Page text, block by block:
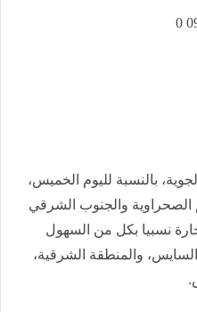
0
بالنسبة لليوم الخميس،
الصحراوية والجنوب الشرقي
نسبيا بكل من السهول
والمنطقة الشرقية،